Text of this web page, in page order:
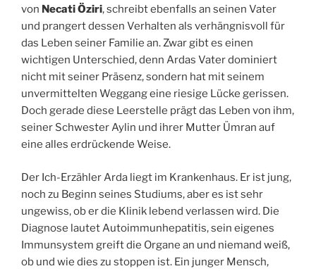
von Necati Öziri, schreibt ebenfalls an seinen Vater
und prangert dessen Verhalten als verhängnisvoll für
das Leben seiner Familie an. Zwar gibt es einen
wichtigen Unterschied, denn Ardas Vater dominiert
nicht mit seiner Präsenz, sondern hat mit seinem
unvermittelten Weggang eine riesige Lücke gerissen.
Doch gerade diese Leerstelle prägt das Leben von ihm,
seiner Schwester Aylin und ihrer Mutter Ümran auf
eine alles erdrückende Weise.
Der Ich-Erzähler Arda liegt im Krankenhaus. Er ist jung,
noch zu Beginn seines Studiums, aber es ist sehr
ungewiss, ob er die Klinik lebend verlassen wird. Die
Diagnose lautet Autoimmunhepatitis, sein eigenes
Immunsystem greift die Organe an und niemand weiß,
ob und wie dies zu stoppen ist. Ein junger Mensch,